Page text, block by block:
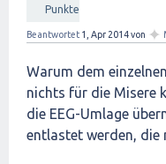
Punkte
Beantwortet 1, Apr 2014von ✦
Warum dem
nichts für die Misere
die EEG-Umlage
entlastet werden, die